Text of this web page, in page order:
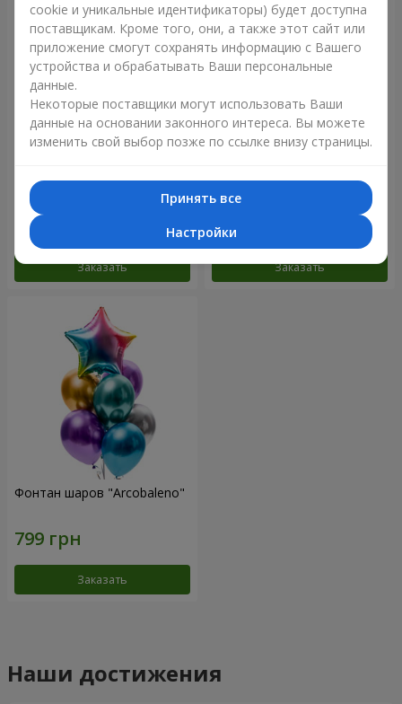
Фонтан шаров "Розовое
золото"
Заказать
Фонтан шаров "Радужное
настроение"
Заказать
Фонтан шаров "Arcobaleno"
Заказать
Наши достижения
cookie и уникальные идентификаторы) будет доступна
поставщикам. Кроме того, они, а также этот сайт или
приложение смогут сохранять информацию с Вашего
устройства и обрабатывать Ваши персональные
данные.
Некоторые поставщики могут использовать Ваши
данные на основании законного интереса. Вы можете
изменить свой выбор позже по ссылке внизу страницы.
Принять все
Настройки